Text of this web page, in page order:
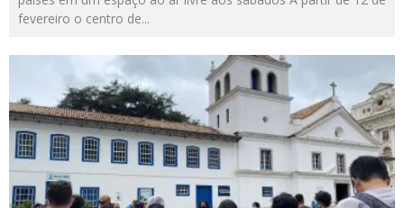
fevereiro o centro de...